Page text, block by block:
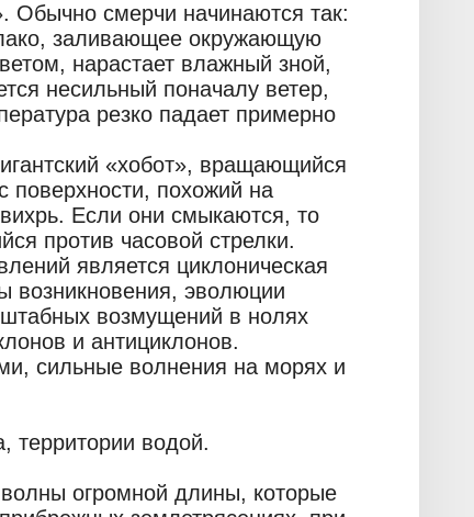
Обычно смерчи начинаются так:
заливающее окружающую
нарастает влажный зной,
несильный поначалу ветер,
резко падает примерно
«хобот», вращающийся
поверхности, похожий на
Если они смыкаются, то
против часовой стрелки.
является циклоническая
возникновения, эволюции
возмущений в нолях
и антициклонов.
сильные волнения на морях и
территории водой.
огромной длины, которые